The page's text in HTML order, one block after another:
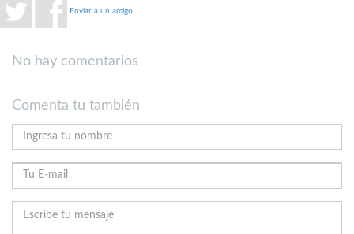
Enviar a un amigo
No hay comentarios
Comenta tu también